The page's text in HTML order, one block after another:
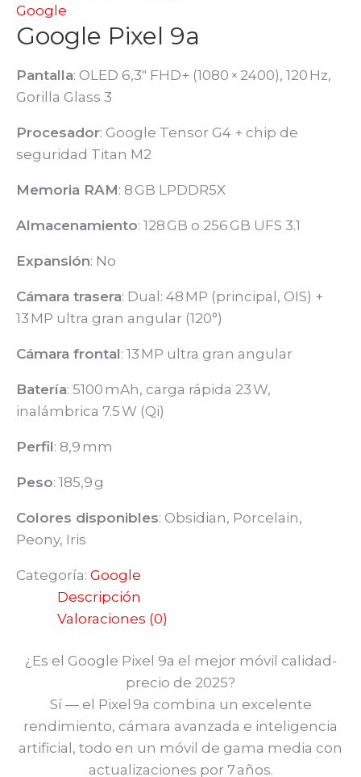
Google
Google Pixel 9a
Pantalla: OLED 6,3″ FHD+ (1080 × 2400), 120 Hz,
Gorilla Glass 3
Procesador: Google Tensor G4 + chip de
seguridad Titan M2
Memoria RAM: 8 GB LPDDR5X
Almacenamiento: 128 GB o 256 GB UFS 3.1
Expansión: No
Cámara trasera: Dual: 48 MP (principal, OIS) +
13 MP ultra gran angular (120°)
Cámara frontal: 13 MP ultra gran angular
Batería: 5100 mAh, carga rápida 23 W,
inalámbrica 7.5 W (Qi)
Perfil: 8,9 mm
Peso: 185,9 g
Colores disponibles: Obsidian, Porcelain,
Peony, Iris
Categoría: Google
Descripción
Valoraciones (0)
¿Es el Google Pixel 9a el mejor móvil calidad-
precio de 2025?
Sí — el Pixel 9a combina un excelente
rendimiento, cámara avanzada e inteligencia
artificial, todo en un móvil de gama media con
actualizaciones por 7 años.